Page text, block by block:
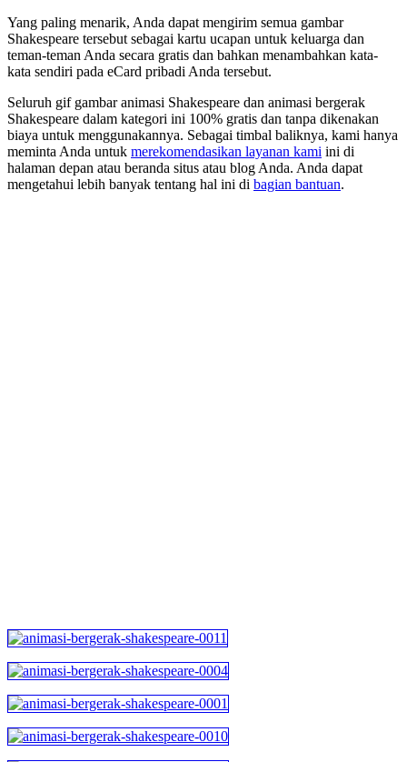
Yang paling menarik, Anda dapat mengirim semua gambar
Shakespeare tersebut sebagai kartu ucapan untuk keluarga dan
teman-teman Anda secara gratis dan bahkan menambahkan kata-
kata sendiri pada eCard pribadi Anda tersebut.
Seluruh gif gambar animasi Shakespeare dan animasi bergerak
Shakespeare dalam kategori ini 100% gratis dan tanpa dikenakan
biaya untuk menggunakannya. Sebagai timbal baliknya, kami hanya
meminta Anda untuk merekomendasikan layanan kami ini di
halaman depan atau beranda situs atau blog Anda. Anda dapat
mengetahui lebih banyak tentang hal ini di bagian bantuan.